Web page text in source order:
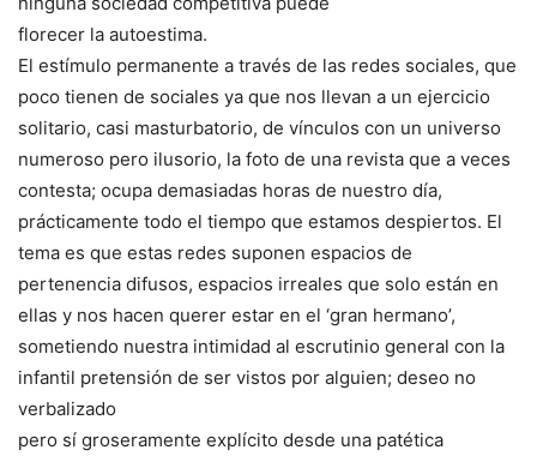
florecer la autoestima.
El estímulo permanente a través de las redes sociales, que
poco tienen de sociales ya que nos llevan a un ejercicio
solitario, casi masturbatorio, de vínculos con un universo
numeroso pero ilusorio, la foto de una revista que a veces
contesta; ocupa demasiadas horas de nuestro día,
prácticamente todo el tiempo que estamos despiertos. El
tema es que estas redes suponen espacios de
pertenencia difusos, espacios irreales que solo están en
ellas y nos hacen querer estar en el ‘gran hermano’,
sometiendo nuestra intimidad al escrutinio general con la
infantil pretensión de ser vistos por alguien; deseo no
verbalizado
pero sí groseramente explícito desde una patética